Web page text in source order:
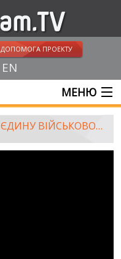
ДОПОМОГА ПРОЕКТУ
EN
МЕНЮ
ВАРТО ЗРОБИТИ ЄДИНУ ВІЙСЬКОВО-ЦИВІЛЬНУ АДМІНІСТРАЦІЮ НА ДВІ ОБЛАСТІ – ЖЕБРІВСЬКИЙ